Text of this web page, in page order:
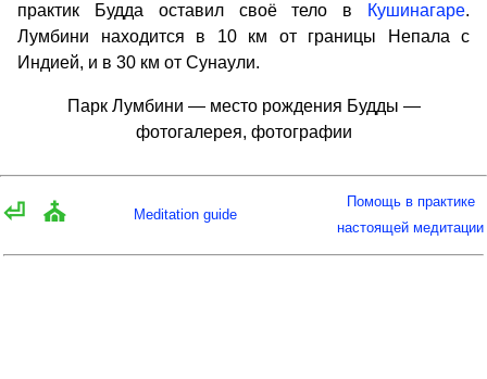
практик Будда оставил своё тело в
Кушинагаре.
Лумбини находится в 10 км от границы Непала с
Индией, и в 30 км от Сунаули.
Парк Лумбини — место рождения Будды —
фотогалерея, фотографии
⏎ ⛪ Meditation guide
Помощь в практике
настоящей медитации